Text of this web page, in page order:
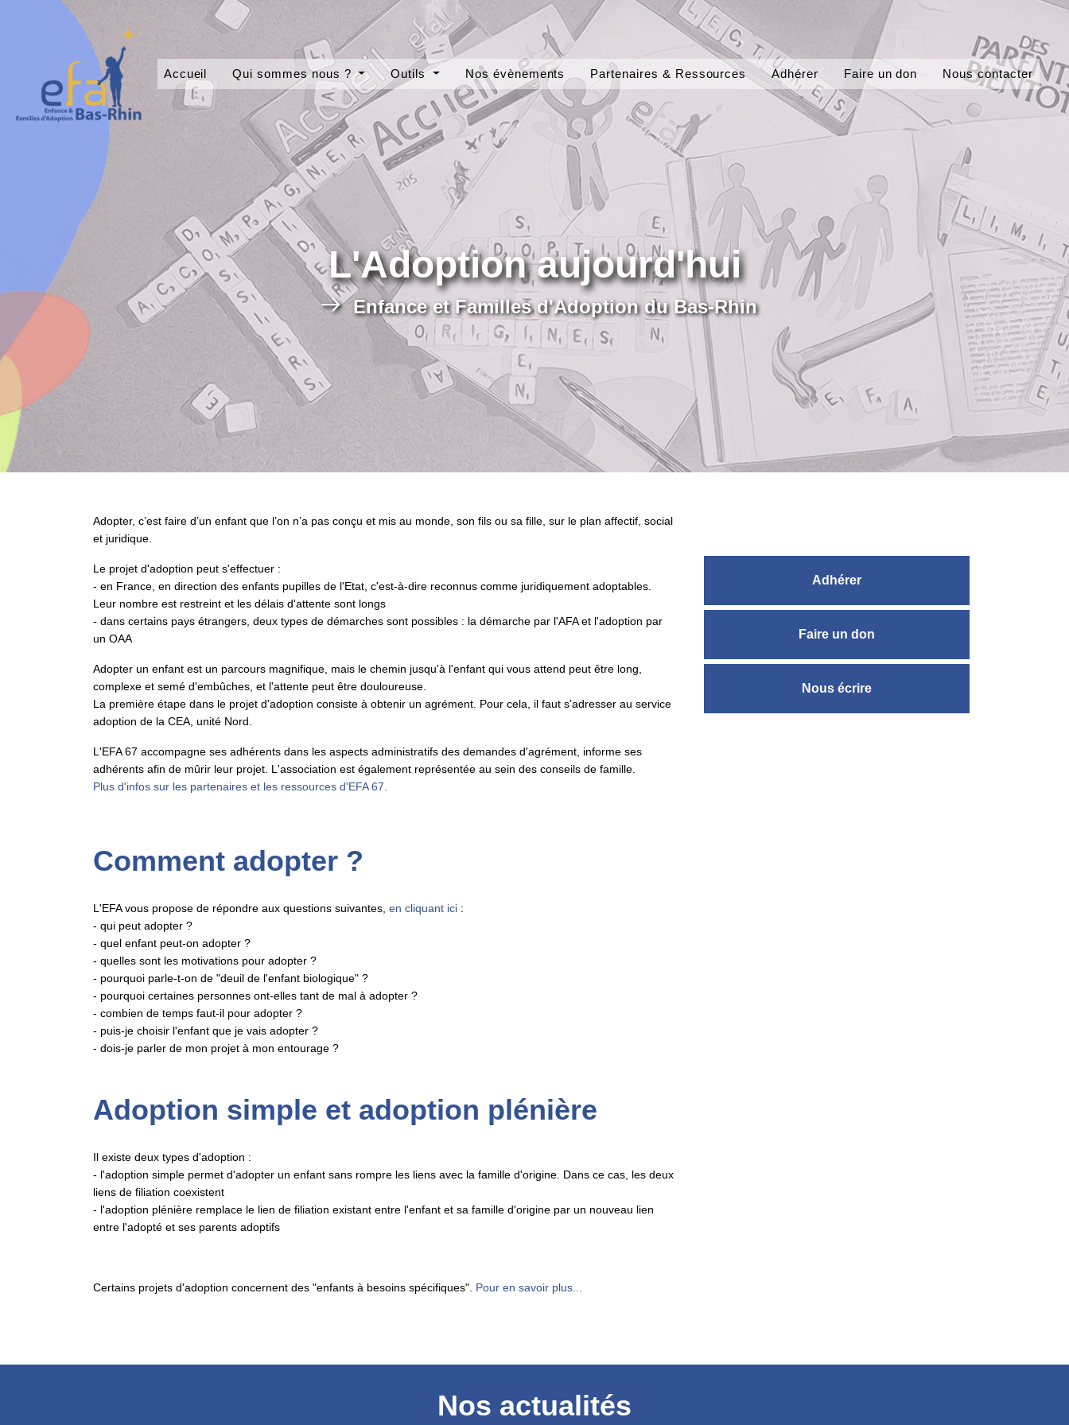
Accueil Qui sommes nous ? Outils Nos évènements Partenaires & Ressources Adhérer Faire un don Nous contacter
L'Adoption aujourd'hui
Enfance et Familles d'Adoption du Bas-Rhin
Adopter, c’est faire d’un enfant que l’on n’a pas conçu et mis au monde, son fils ou sa fille, sur le plan affectif, social
et juridique.
Le projet d'adoption peut s'effectuer :
- en France, en direction des enfants pupilles de l'Etat, c'est-à-dire reconnus comme juridiquement adoptables.
Leur nombre est restreint et les délais d'attente sont longs
- dans certains pays étrangers, deux types de démarches sont possibles : la démarche par l'AFA et l'adoption par
un OAA
Adopter un enfant est un parcours magnifique, mais le chemin jusqu'à l'enfant qui vous attend peut être long,
complexe et semé d'embûches, et l'attente peut être douloureuse.
La première étape dans le projet d'adoption consiste à obtenir un agrément. Pour cela, il faut s'adresser au service
adoption de la CEA, unité Nord.
L'EFA 67 accompagne ses adhérents dans les aspects administratifs des demandes d'agrément, informe ses
adhérents afin de mûrir leur projet. L'association est également représentée au sein des conseils de famille.
Plus d'infos sur les partenaires et les ressources d'EFA 67.
Comment adopter ?
L'EFA vous propose de répondre aux questions suivantes, en cliquant ici :
- qui peut adopter ?
- quel enfant peut-on adopter ?
- quelles sont les motivations pour adopter ?
- pourquoi parle-t-on de "deuil de l'enfant biologique" ?
- pourquoi certaines personnes ont-elles tant de mal à adopter ?
- combien de temps faut-il pour adopter ?
- puis-je choisir l'enfant que je vais adopter ?
- dois-je parler de mon projet à mon entourage ?
Adoption simple et adoption plénière
Il existe deux types d'adoption :
- l'adoption simple permet d'adopter un enfant sans rompre les liens avec la famille d'origine. Dans ce cas, les deux
liens de filiation coexistent
- l'adoption plénière remplace le lien de filiation existant entre l'enfant et sa famille d'origine par un nouveau lien
entre l'adopté et ses parents adoptifs
Certains projets d'adoption concernent des "enfants à besoins spécifiques". Pour en savoir plus...
Adhérer
Faire un don
Nous écrire
Nos actualités